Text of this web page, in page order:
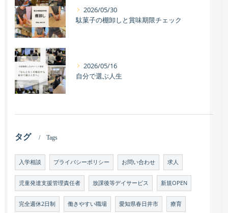
2026/05/30
駄菓子の棚卸しと賞味期限チェック
2026/05/16
自分で選ぶ人生
タグ Tags
入学相談 プライバシーポリシー お問い合わせ 求人
児童発達支援管理責任者 放課後等デイサービス 新規OPEN
完全週休2日制 働きやすい職場 愛知県春日井市 療育